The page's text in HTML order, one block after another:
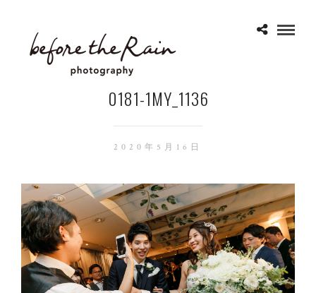
0181-1MY_1136
2020年5月16日